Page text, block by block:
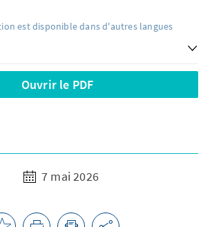
est disponible dans d'autres langues
Ouvrir le PDF
7 mai 2026